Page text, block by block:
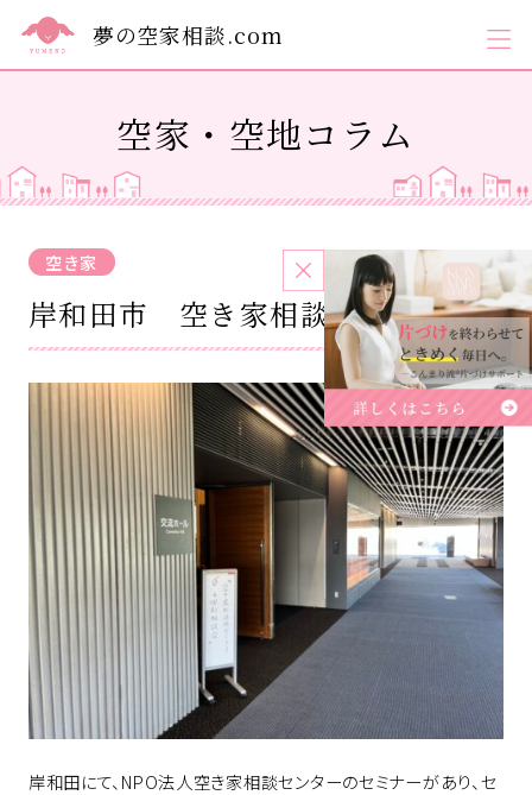
夢の空家相談.com
空家・空地コラム
空き家 2023.10.01
岸和田市 空き家相談セミナー
岸和田にて、NPO法人空き家相談センターのセミナーがあり、セ